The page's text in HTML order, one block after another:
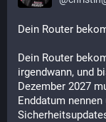
Dein Router
Dein Router
irgendwann, und
Dezember 2027
Enddatum